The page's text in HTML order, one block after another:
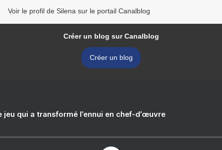
Voir le profil de Silena sur le portail Canalblog
Créer un blog sur Canalblog
Créer un blog
jeu qui a transformé l’ennui en chef-d’œuvre